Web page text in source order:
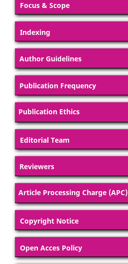
Focus & Scope
Indexing
Author Guidelines
Publication Frequency
Publication Ethics
Editorial Team
Reviewers
Article Processing Charge (APC)
Copyright Notice
Open Acces Policy